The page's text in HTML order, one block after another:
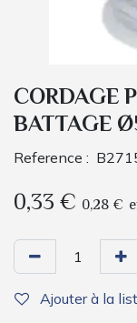
CORDAGE
BATTAGE
Reference :
0,33€ 0,28 €
Ajouter à la